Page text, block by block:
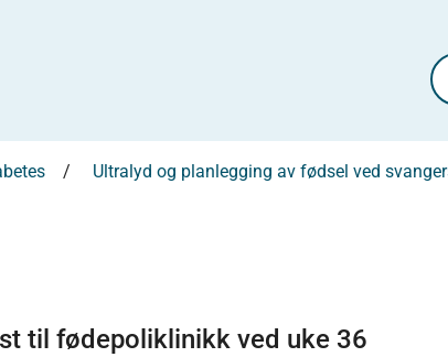
Ultralyd og planlegging av fødsel ved
til fødepoliklinikk ved uke 36